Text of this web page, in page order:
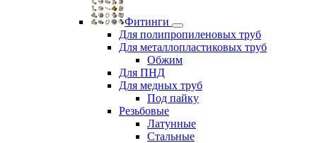
Фитинги
Для полипропиленовых труб
Для металлопластиковых труб
Обжим
Для ПНД
Для медных труб
Под пайку
Резьбовые
Латунные
Cтальные